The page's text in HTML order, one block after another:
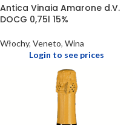
Antica Vinaia Amarone d.V.
DOCG 0,75l 15%
Włochy, Veneto, Wina
Login to see prices